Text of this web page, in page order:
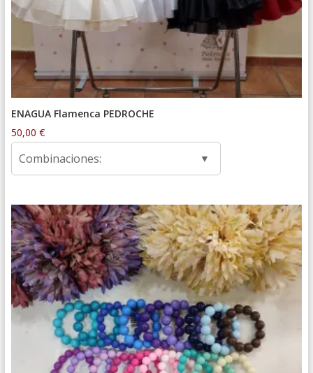
ENAGUA Flamenca PEDROCHE
50,00 €
Combinaciones: